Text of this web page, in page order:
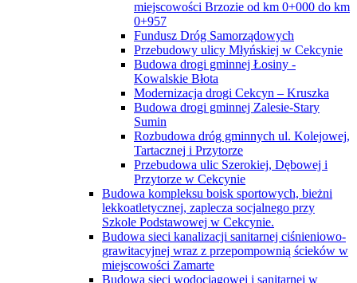
miejscowości Brzozie od km 0+000 do km
0+957
Fundusz Dróg Samorządowych
Przebudowy ulicy Młyńskiej w Cekcynie
Budowa drogi gminnej Łosiny -
Kowalskie Błota
Modernizacja drogi Cekcyn – Kruszka
Budowa drogi gminnej Zalesie-Stary
Sumin
Rozbudowa dróg gminnych ul. Kolejowej,
Tartacznej i Przytorze
Przebudowa ulic Szerokiej, Dębowej i
Przytorze w Cekcynie
Budowa kompleksu boisk sportowych, bieżni
lekkoatletycznej, zaplecza socjalnego przy
Szkole Podstawowej w Cekcynie.
Budowa sieci kanalizacji sanitarnej ciśnieniowo-
grawitacyjnej wraz z przepompownią ścieków w
miejscowości Zamarte
Budowa sieci wodociągowej i sanitarnej w